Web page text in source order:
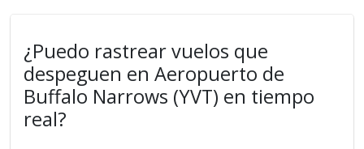
¿Puedo rastrear vuelos que
despeguen en Aeropuerto de
Buffalo Narrows (YVT) en tiempo
real?